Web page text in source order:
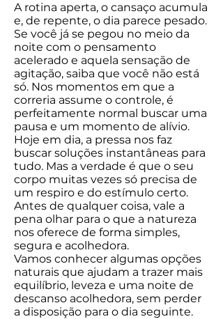
A rotina aperta, o cansaço acumula
e, de repente, o dia parece pesado.
Se você já se pegou no meio da
noite com o pensamento
acelerado e aquela sensação de
agitação, saiba que você não está
só. Nos momentos em que a
correria assume o controle, é
perfeitamente normal buscar uma
pausa e um momento de alívio.
Hoje em dia, a pressa nos faz
buscar soluções instantâneas para
tudo. Mas a verdade é que o seu
corpo muitas vezes só precisa de
um respiro e do estímulo certo.
Antes de qualquer coisa, vale a
pena olhar para o que a natureza
nos oferece de forma simples,
segura e acolhedora.
Vamos conhecer algumas opções
naturais que ajudam a trazer mais
equilíbrio, leveza e uma noite de
descanso acolhedora, sem perder
a disposição para o dia seguinte.